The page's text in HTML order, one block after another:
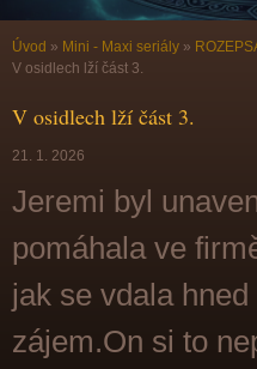
Úvod » Mini - Maxi seriály »
V osidlech lží část 3.
V osidlech lží část 3.
21. 1. 2026
Jeremi byl
pomáhala ve
jak se vdala
zájem.On si to